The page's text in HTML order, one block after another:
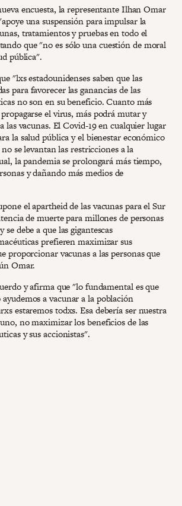
encuesta, la representante Ilhan Omar
una suspensión para impulsar la
tratamientos y pruebas en todo el
que "no es sólo una cuestión de moral
pública".
"lxs estadounidenses saben que las
para favorecer las ganancias de las
no son en su beneficio. Cuanto más
el virus, más podrá mutar y
las vacunas. El Covid-19 en cualquier lugar
la salud pública y el bienestar económico
se levantan las restricciones a la
la pandemia se prolongará más tiempo,
y dañando más medios de
el apartheid de las vacunas para el Sur
de muerte para millones de personas
debe a que las gigantescas
prefieren maximizar sus
proporcionar vacunas a las personas que
Omar.
y afirma que "lo fundamental es que
a vacunar a la población
estaremos todxs. Esa debería ser nuestra
no maximizar los beneficios de las
y sus accionistas".